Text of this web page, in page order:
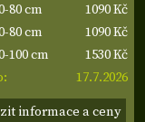
80 cm
1090 Kč
80 cm
1090 Kč
100 cm
1530 Kč
17.7.2026
informace a ceny